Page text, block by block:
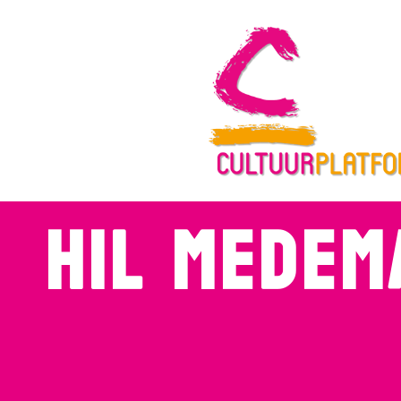
Hil